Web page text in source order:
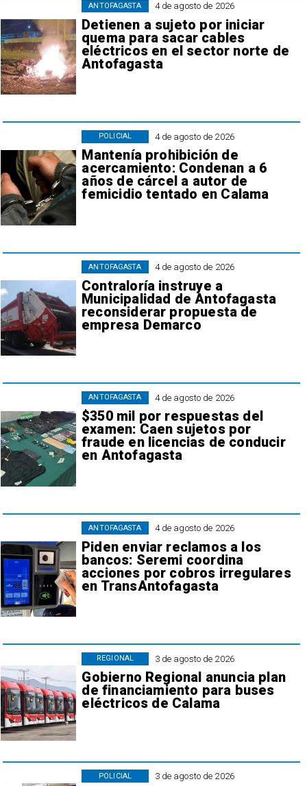
4 de agosto de 2026
Detienen a sujeto por iniciar
quema para sacar cables
eléctricos en el sector norte de
Antofagasta
ANTOFAGASTA
4 de agosto de 2026
Mantenía prohibición de
acercamiento: Condenan a 6
años de cárcel a autor de
femicidio tentado en Calama
POLICIAL
4 de agosto de 2026
Contraloría instruye a
Municipalidad de Antofagasta
reconsiderar propuesta de
empresa Demarco
ANTOFAGASTA
4 de agosto de 2026
$350 mil por respuestas del
examen: Caen sujetos por
fraude en licencias de conducir
en Antofagasta
ANTOFAGASTA
4 de agosto de 2026
Piden enviar reclamos a los
bancos: Seremi coordina
acciones por cobros irregulares
en TransAntofagasta
ANTOFAGASTA
3 de agosto de 2026
Gobierno Regional anuncia plan
de financiamiento para buses
eléctricos de Calama
REGIONAL
3 de agosto de 2026
POLICIAL